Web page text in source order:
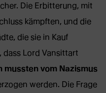
Die Erbitterung, mit
kämpften, und die
die sie in Kauf
dass Lord Vansittart
mussten vom Nazismus
werden. Die Frage